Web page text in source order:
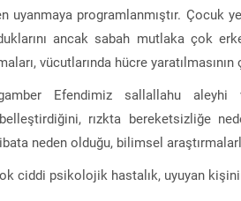
uyanmaya programlanmıştır. Çocuk
ancak sabah mutlaka çok
vücutlarında hücre
Efendimiz sallallahu aleyhi
rızkta bereketsizliğe
neden olduğu, bilimsel
ciddi psikolojik hastalık, uyuyan